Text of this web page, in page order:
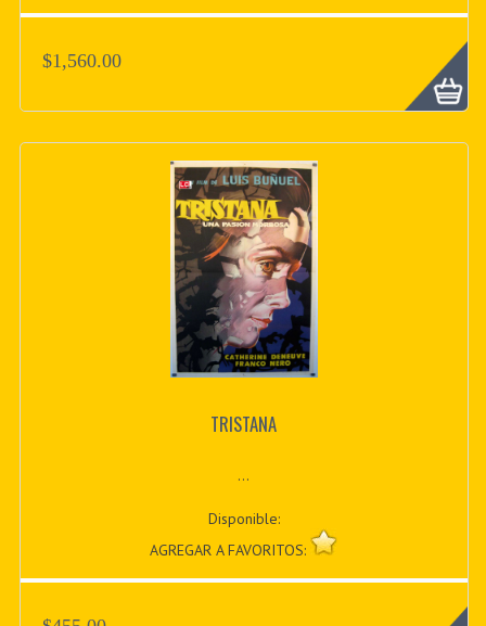
$1,560.00
TRISTANA
...
Disponible:
AGREGAR A FAVORITOS: